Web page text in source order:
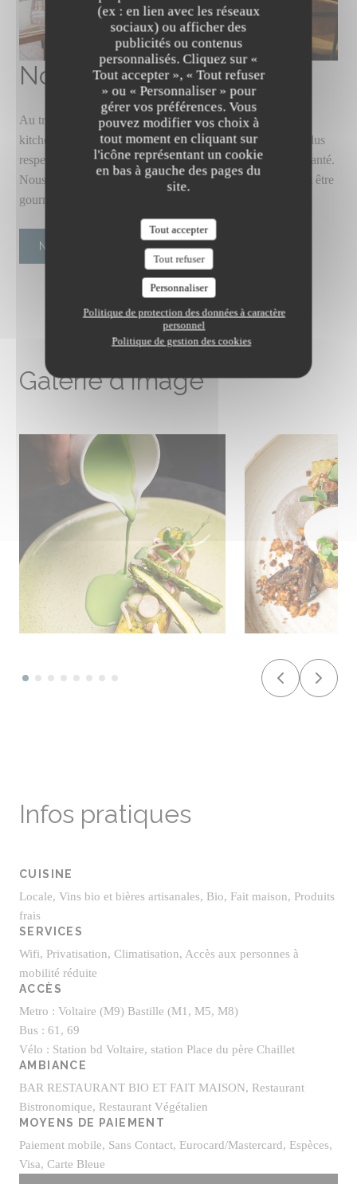
(ex : en lien avec les réseaux
sociaux) ou afficher des
publicités ou contenus
personnalisés. Cliquez sur «
Tout accepter », « Tout refuser
» ou « Personnaliser » pour
gérer vos préférences. Vous
pouvez modifier vos choix à
tout moment en cliquant sur
l'icône représentant un cookie
en bas à gauche des pages du
site.
Tout accepter
Tout refuser
Personnaliser
Politique de protection des données à caractère
personnel
Politique de gestion des cookies
Nos valeurs
Au travers de nos assiettes 100% végétales, "the friendly
kitchen" a pour ambition de promouvoir un mode de vie plus
respectueux de l'environnement, des animaux et de notre santé.
Nous partageons la conviction que la cuisine végétale peut être
gourmande, colorée, et source de convivialité ! Nous av…
NOS VALEURS
Galerie d'image
Infos pratiques
CUISINE
Locale, Vins bio et bières artisanales, Bio, Fait maison, Produits
frais
SERVICES
Wifi, Privatisation, Climatisation, Accès aux personnes à
mobilité réduite
ACCÈS
Metro : Voltaire (M9) Bastille (M1, M5, M8)
Bus : 61, 69
Vélo : Station bd Voltaire, station Place du père Chaillet
AMBIANCE
BAR RESTAURANT BIO ET FAIT MAISON, Restaurant
Bistronomique, Restaurant Végétalien
MOYENS DE PAIEMENT
Paiement mobile, Sans Contact, Eurocard/Mastercard, Espèces,
Visa, Carte Bleue
The Friendly Kitchen